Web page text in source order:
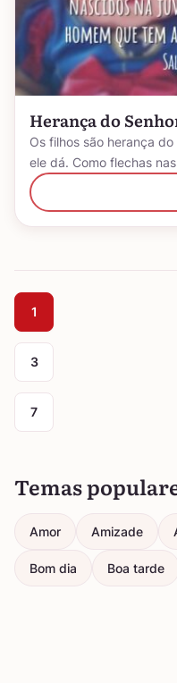
Herança do
Os filhos são herança
ele dá. Como flechas
1
3
7
Temas
Amor Amizade
Bom dia Boa tarde